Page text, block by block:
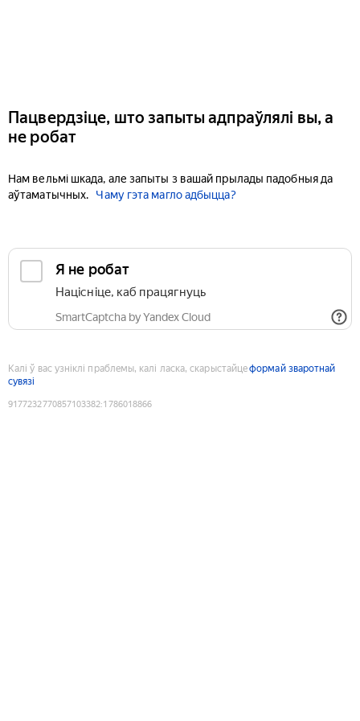
Пацвердзіце, што запыты адпраўлялі вы, а
не робат
Нам вельмі шкада, але запыты з вашай прылады падобныя да
аўтаматычных.
Чаму гэта магло адбыцца?
Я не робат
Націсніце, каб працягнуць
SmartCaptcha by Yandex Cloud
Калі ў вас узніклі праблемы, калі ласка, скарыстайцеформай зваротнай
сувязі
9177232770857103382:1786018866